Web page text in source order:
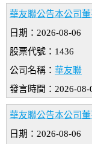
華友聯公告本公司
日期：2026-08-06
股票代號：1436
公司名稱： 華友聯
發言時間：2026-08-
華友聯公告本公司
日期：2026-08-06